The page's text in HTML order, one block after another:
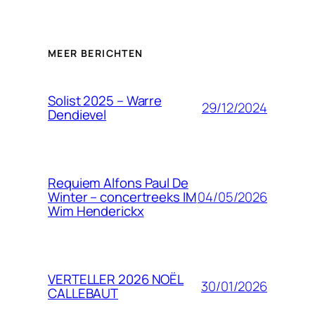
MEER BERICHTEN
Solist 2025 – Warre
Dendievel 29/12/2024
Requiem Alfons Paul De
Winter – concertreeks IM
Wim Henderickx
04/05/2026
VERTELLER 2026 NOËL
CALLEBAUT 30/01/2026